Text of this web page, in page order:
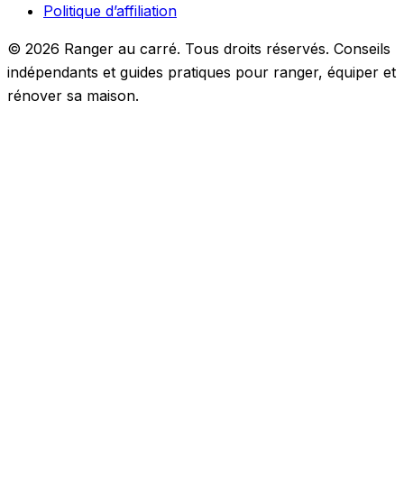
Politique d’affiliation
© 2026 Ranger au carré. Tous droits réservés. Conseils
indépendants et guides pratiques pour ranger, équiper et
rénover sa maison.